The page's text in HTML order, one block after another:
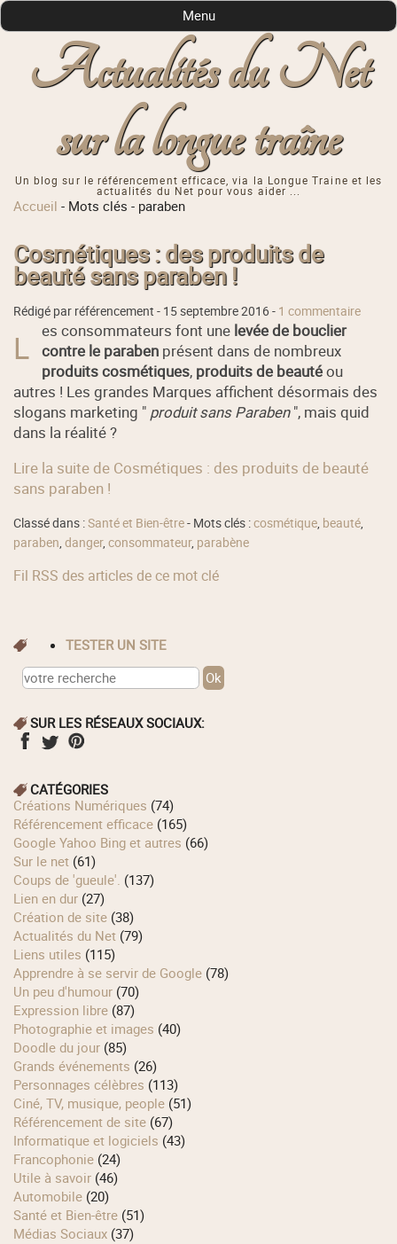
Actualités du Net
sur la longue traîne
Un blog sur le référencement efficace, via la Longue Traine et les
actualités du Net pour vous aider ...
Menu
Accueil - Mots clés - paraben
Cosmétiques : des produits de
beauté sans paraben !
Rédigé par référencement - 15 septembre 2016- 1 commentaire
L es consommateurs font une levée de bouclier
contre le paraben présent dans de nombreux
produits cosmétiques, produits de beautéou
autres ! Les grandes Marques affichent désormais des
slogans marketing " produit sans Paraben", mais quid
dans la réalité ?
Lire la suite de Cosmétiques : des produits de beauté
sans paraben !
Classé dans :Santé et Bien-être- Mots clés :cosmétique, beauté,
paraben,danger,consommateur, parabène
Fil RSS des articles de ce mot clé
TESTER UN SITE
SUR LES RÉSEAUX SOCIAUX:
CATÉGORIES
Créations Numériques (74)
Référencement efficace (165)
Google Yahoo Bing et autres (66)
Sur le net (61)
Coups de 'gueule'. (137)
Lien en dur (27)
Création de site (38)
Actualités du Net (79)
Liens utiles (115)
Apprendre à se servir de Google (78)
Un peu d'humour (70)
Expression libre (87)
Photographie et images (40)
Doodle du jour (85)
Grands événements (26)
Personnages célèbres (113)
Ciné, TV, musique, people (51)
Référencement de site (67)
Informatique et logiciels (43)
Francophonie (24)
Utile à savoir (46)
Automobile (20)
Santé et Bien-être (51)
Médias Sociaux (37)